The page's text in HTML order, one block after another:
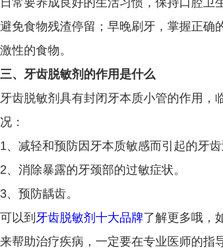
避免食物残渣停留；早晚刷牙，掌握正确
激性的食物。
三、牙齿脱敏剂的作用是什么
牙齿脱敏剂具有封闭牙本质小管的作用，
况：
1、减轻和预防因牙本质敏感而引起的牙
2、消除暴露的牙颈部的过敏症状。
3、预防龋齿。
可以到 牙齿脱敏剂十大品牌了解更多哦，
来帮助治疗疾病，一定要在专业医师的指